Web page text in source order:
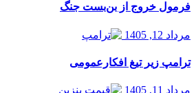
فرمول خروج از بن‌بست جنگ
مرداد 12, 1405
ترامپ زیر تیغ افکارعمومی
مرداد 11, 1405